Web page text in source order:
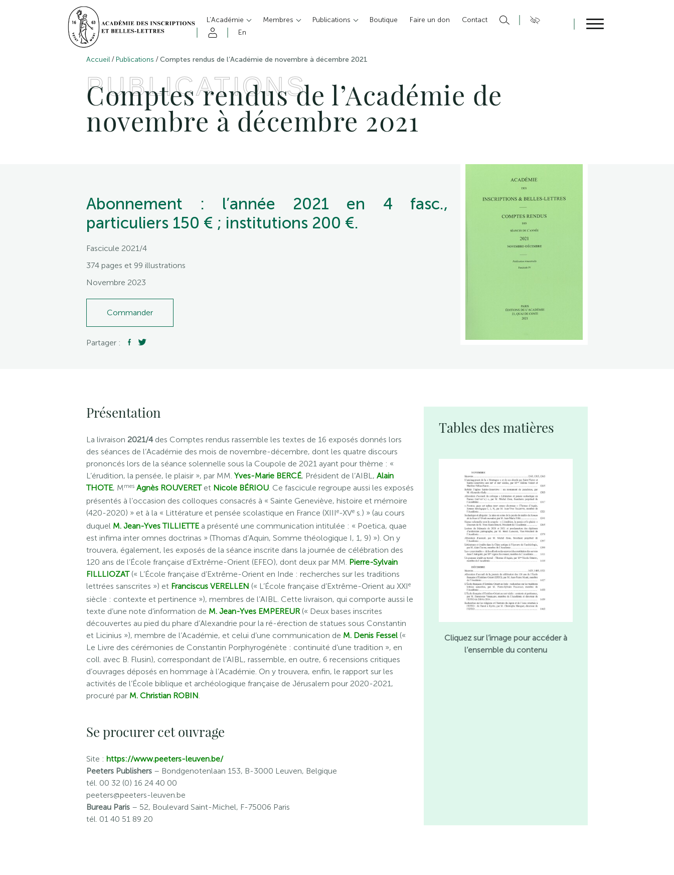
L’Académie Membres Publications Boutique Faire un don
Contact
En
Accueil / Publications /Comptes rendus de l’Académie de novembre à décembre 2021
PUBLICATIONS
Comptes rendus de l’Académie de
novembre à décembre 2021
Abonnement : l’année 2021 en 4 fasc.,
particuliers 150 € ; institutions 200 €.
Fascicule 2021/4
374 pages et 99 illustrations
Novembre 2023
Commander
Partager :
Présentation
La livraison 2021/4des Comptes rendus rassemble les textes de 16 exposés donnés lors
des séances de l’Académie des mois de novembre-décembre, dont les quatre discours
prononcés lors de la séance solennelle sous la Coupole de 2021 ayant pour thème : «
L’érudition, la pensée, le plaisir », par MM. Yves-Marie BERCÉ, Président de l’AIBL, Alain
THOTE, Mmes Agnès ROUVERETet Nicole BÉRIOU. Ce fascicule regroupe aussi les exposés
présentés à l’occasion des colloques consacrés à « Sainte Geneviève, histoire et mémoire
(420-2020) » et à la « Littérature et pensée scolastique en France (XIIIe-XVe s.) » (au cours
duquel M. Jean-Yves TILLIETTEa présenté une communication intitulée : « Poetica, quae
est infima inter omnes doctrinas » (Thomas d’Aquin, Somme théologique I, 1, 9) »). On y
trouvera, également, les exposés de la séance inscrite dans la journée de célébration des
120 ans de l’École française d’Extrême-Orient (EFEO), dont deux par MM. Pierre-Sylvain
FILLLIOZAT(« L’École française d’Extrême-Orient en Inde : recherches sur les traditions
lettrées sanscrites ») et Franciscus VERELLEN (« L’École française d’Extrême-Orient au XXIe
siècle : contexte et pertinence »), membres de l’AIBL. Cette livraison, qui comporte aussi le
texte d’une note d’information de M. Jean-Yves EMPEREUR (« Deux bases inscrites
découvertes au pied du phare d’Alexandrie pour la ré-érection de statues sous Constantin
et Licinius »), membre de l’Académie, et celui d’une communication de M. Denis Fessel («
Le Livre des cérémonies de Constantin Porphyrogénète : continuité d’une tradition », en
coll. avec B. Flusin), correspondant de l’AIBL, rassemble, en outre, 6 recensions critiques
d’ouvrages déposés en hommage à l’Académie. On y trouvera, enfin, le rapport sur les
activités de l’École biblique et archéologique française de Jérusalem pour 2020-2021,
procuré par M. Christian ROBIN.
Se procurer cet ouvrage
Site : https://www.peeters-leuven.be/
Peeters Publishers – Bondgenotenlaan 153, B-3000 Leuven, Belgique
tél. 00 32 (0) 16 24 40 00
peeters@peeters-leuven.be
Bureau Paris – 52, Boulevard Saint-Michel, F-75006 Paris
tél. 01 40 51 89 20
Tables des matières
Cliquez sur l’image pour accéder à
l’ensemble du contenu